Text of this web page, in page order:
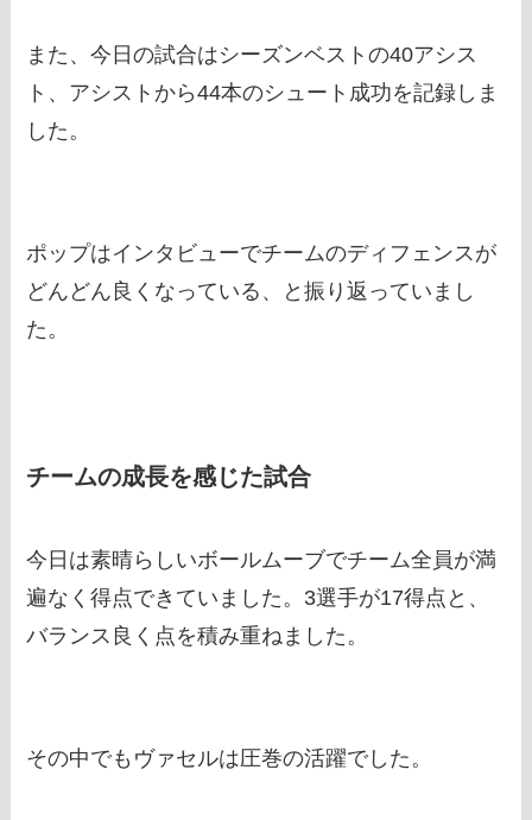
また、今日の試合はシーズンベストの40アシス
ト、アシストから44本のシュート成功を記録しま
した。
ポップはインタビューでチームのディフェンスが
どんどん良くなっている、と振り返っていまし
た。
チームの成長を感じた試合
今日は素晴らしいボールムーブでチーム全員が満
遍なく得点できていました。3選手が17得点と、
バランス良く点を積み重ねました。
その中でもヴァセルは圧巻の活躍でした。